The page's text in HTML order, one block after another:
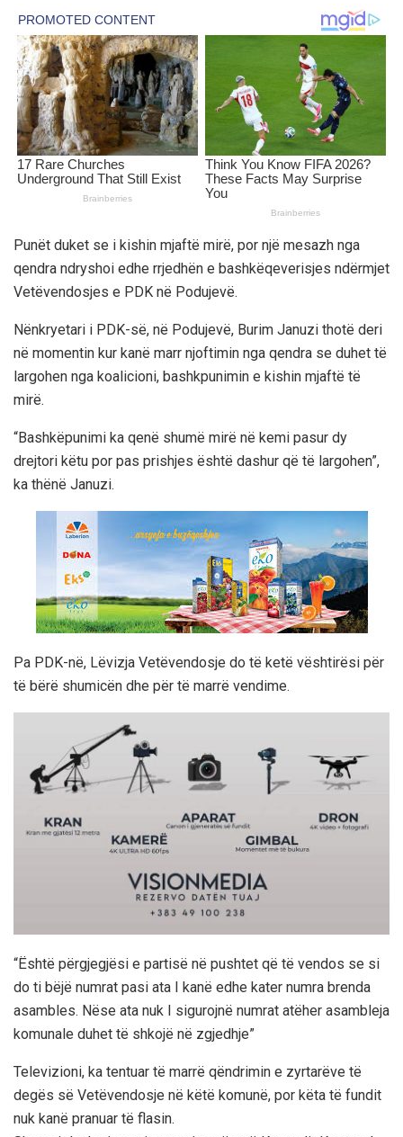
Punët duket se i kishin mjaftë mirë, por një mesazh nga
qendra ndryshoi edhe rrjedhën e bashkëqeverisjes ndërmjet
Vetëvendosjes e PDK në Podujevë.
Nënkryetari i PDK-së, në Podujevë, Burim Januzi thotë deri
në momentin kur kanë marr njoftimin nga qendra se duhet të
largohen nga koalicioni, bashkpunimin e kishin mjaftë të
mirë.
“Bashkëpunimi ka qenë shumë mirë në kemi pasur dy
drejtori këtu por pas prishjes është dashur që të largohen”,
ka thënë Januzi.
Pa PDK-në, Lëvizja Vetëvendosje do të ketë vështirësi për
të bërë shumicën dhe për të marrë vendime.
“Është përgjegjësi e partisë në pushtet që të vendos se si
do ti bëjë numrat pasi ata I kanë edhe kater numra brenda
asambles. Nëse ata nuk I sigurojnë numrat atëher asambleja
komunale duhet të shkojë në zgjedhje”
Televizioni, ka tentuar të marrë qëndrimin e zyrtarëve të
degës së Vetëvendosje në këtë komunë, por këta të fundit
nuk kanë pranuar të flasin.